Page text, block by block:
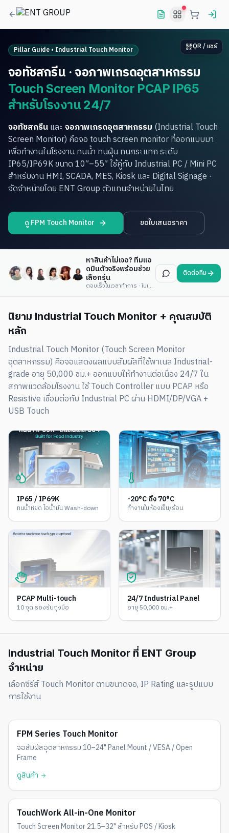
Pillar Guide • Industrial Touch Monitor
จอทัชสกรีน · จอภาพเกรดอุตสาหกรรม
Touch Screen Monitor PCAP IP65
สำหรับโรงงาน 24/7
จอทัชสกรีนและ จอภาพเกรดอุตสาหกรรม (Industrial Touch
Screen Monitor) คือจอ touch screen monitor ที่ออกแบบมา
เพื่อทำงานในโรงงาน ทนน้ำ ทนฝุ่น ทนกระแทก ระดับ
IP65/IP69K ขนาด 10″–55″ ใช้คู่กับ Industrial PC / Mini PC
สำหรับงาน HMI, SCADA, MES, Kiosk และ Digital Signage ·
จัดจำหน่ายโดย ENT Group ตัวแทนจำหน่ายในไทย
ดู FPM Touch Monitor ขอใบเสนอราคา
หาสินค้าไม่เจอ? ทีมแอ
ดมินตัวจริงพร้อมช่วย
เลือกรุ่น
ตอบเร็วในเวลาทำการ · ใบเสนอราคาภายในวันเดียว
ติดต่อทีม
นิยาม Industrial Touch Monitor + คุณสมบัติ
หลัก
Industrial Touch Monitor (Touch Screen Monitor
อุตสาหกรรม) คือจอแสดงผลแบบสัมผัสที่ใช้พาเนล Industrial-
grade อายุ 50,000 ชม.+ ออกแบบให้ทำงานต่อเนื่อง 24/7 ใน
สภาพแวดล้อมโรงงาน ใช้ Touch Controller แบบ PCAP หรือ
Resistive เชื่อมต่อกับ Industrial PC ผ่าน HDMI/DP/VGA +
USB Touch
IP65 / IP69K
ทนน้ำหยด ไอน้ำมัน Wash-down
-20°C ถึง 70°C
ทำงานในห้องเย็น/ร้อน
PCAP Multi-touch
10 จุด รองรับถุงมือ
24/7 Industrial Panel
อายุ 50,000 ชม.+
Industrial Touch Monitor ที่ ENT Group
จำหน่าย
เลือกซีรีส์ Touch Monitor ตามขนาดจอ, IP Rating และรูปแบบ
การใช้งาน
FPM Series Touch Monitor
จอสัมผัสอุตสาหกรรม 10–24" Panel Mount / VESA / Open
Frame
ดูสินค้า
TouchWork All-in-One Monitor
Touch Screen Monitor 21.5–32" สำหรับ POS / Kiosk
QR / แชร์